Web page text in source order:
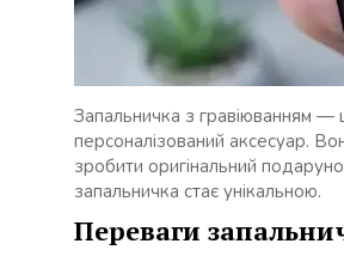
Запальничка з гравіюванням —
персоналізований аксесуар.
зробити оригінальний
запальничка стає унікальною.
Переваги